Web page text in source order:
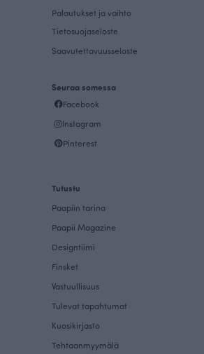
Palautukset ja vaihto
Tietosuojaseloste
Saavutettavuusseloste
Seuraa somessa
Facebook
Instagram
Pinterest
Tutustu
Paapiin tarina
Paapii Magazine
Designtiimi
Finsket
Vastuullisuus
Tulevat tapahtumat
Kuosikirjasto
Tehtaanmyymälä